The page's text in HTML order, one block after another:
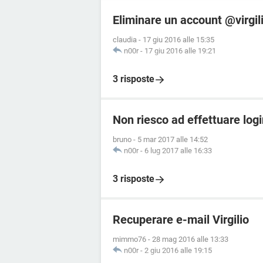
Eliminare un account
claudia - 17 giu 2016 alle 15:35
n00r - 17 giu 2016 alle 19:21
3 risposte
Non riesco ad effettuare
bruno - 5 mar 2017 alle 14:52
n00r - 6 lug 2017 alle 16:33
3 risposte
Recuperare e-mail Virgilio
mimmo76 - 28 mag 2016 alle 13:33
n00r - 2 giu 2016 alle 19:15